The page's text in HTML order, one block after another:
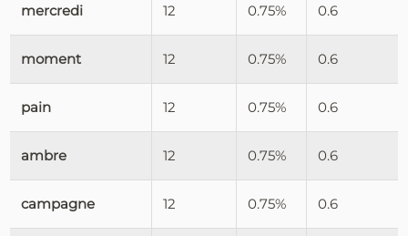
mercredi 12 0.75% 0.6
moment 12 0.75% 0.6
pain 12 0.75% 0.6
ambre 12 0.75% 0.6
campagne 12 0.75% 0.6